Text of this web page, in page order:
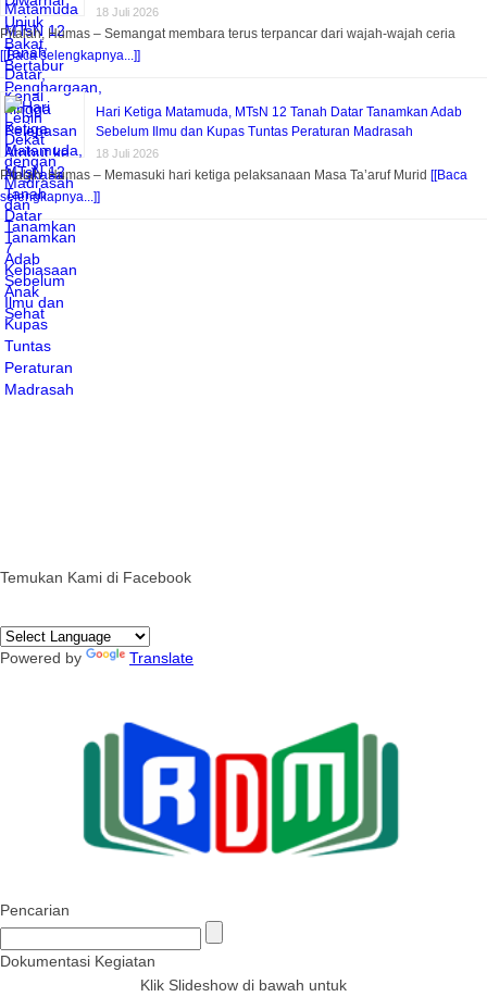
18 Juli 2026
Pitalah, Humas – Semangat membara terus terpancar dari wajah-wajah ceria
[[Baca selengkapnya...]]
Hari Ketiga Matamuda, MTsN 12 Tanah Datar Tanamkan Adab
Sebelum Ilmu dan Kupas Tuntas Peraturan Madrasah
18 Juli 2026
Pitalah, Humas – Memasuki hari ketiga pelaksanaan Masa Ta’aruf Murid [[Baca
selengkapnya...]]
Temukan Kami di Facebook
Powered by Translate
Pencarian
Dokumentasi Kegiatan
Klik Slideshow di bawah untuk